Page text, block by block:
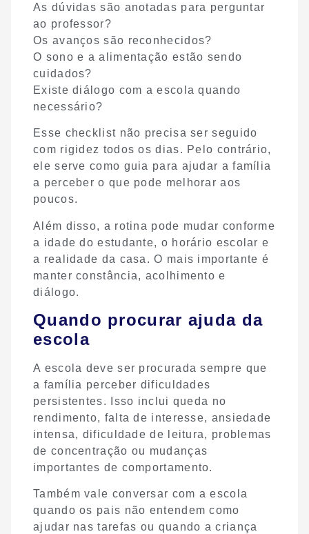
As dúvidas são anotadas para perguntar
ao professor?
Os avanços são reconhecidos?
O sono e a alimentação estão sendo
cuidados?
Existe diálogo com a escola quando
necessário?
Esse checklist não precisa ser seguido
com rigidez todos os dias. Pelo contrário,
ele serve como guia para ajudar a família
a perceber o que pode melhorar aos
poucos.
Além disso, a rotina pode mudar conforme
a idade do estudante, o horário escolar e
a realidade da casa. O mais importante é
manter constância, acolhimento e
diálogo.
Quando procurar ajuda da
escola
A escola deve ser procurada sempre que
a família perceber dificuldades
persistentes. Isso inclui queda no
rendimento, falta de interesse, ansiedade
intensa, dificuldade de leitura, problemas
de concentração ou mudanças
importantes de comportamento.
Também vale conversar com a escola
quando os pais não entendem como
ajudar nas tarefas ou quando a criança